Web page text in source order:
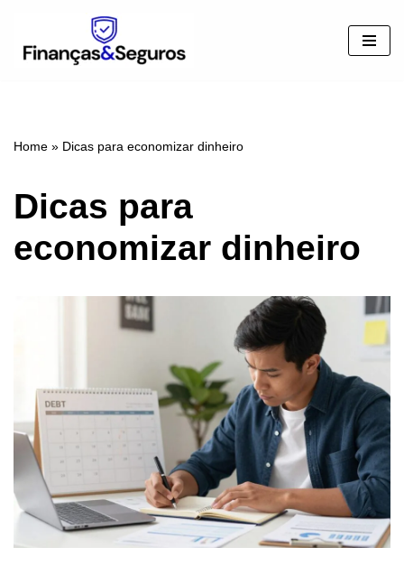
Pular
Home » Dicas para economizar dinheiro
Dicas para
economizar dinheiro